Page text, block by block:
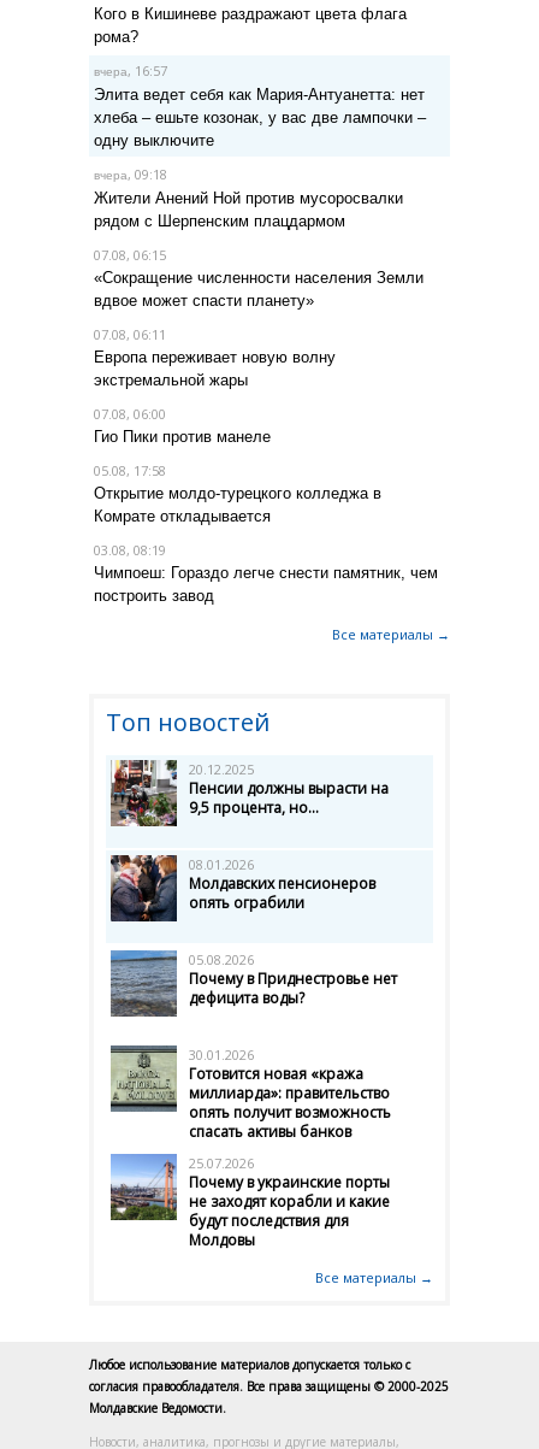
Кого в Кишиневе раздражают цвета флага
рома?
вчера, 16:57
Элита ведет себя как Мария-Антуанетта: нет
хлеба – ешьте козонак, у вас две лампочки –
одну выключите
вчера, 09:18
Жители Анений Ной против мусоросвалки
рядом с Шерпенским плацдармом
07.08, 06:15
«Сокращение численности населения Земли
вдвое может спасти планету»
07.08, 06:11
Европа переживает новую волну
экстремальной жары
07.08, 06:00
Гио Пики против манеле
05.08, 17:58
Открытие молдо-турецкого колледжа в
Комрате откладывается
03.08, 08:19
Чимпоеш: Гораздо легче снести памятник, чем
построить завод
Все материалы →
Топ новостей
20.12.2025
Пенсии должны вырасти на
9,5 процента, но...
08.01.2026
Молдавских пенсионеров
опять ограбили
05.08.2026
Почему в Приднестровье нет
дефицита воды?
30.01.2026
Готовится новая «кража
миллиарда»: правительство
опять получит возможность
спасать активы банков
25.07.2026
Почему в украинские порты
не заходят корабли и какие
будут последствия для
Молдовы
Все материалы →
Любое использование материалов допускается только с
согласия правообладателя. Все права защищены © 2000-2025
Молдавские Ведомости.
Новости, аналитика, прогнозы и другие материалы,